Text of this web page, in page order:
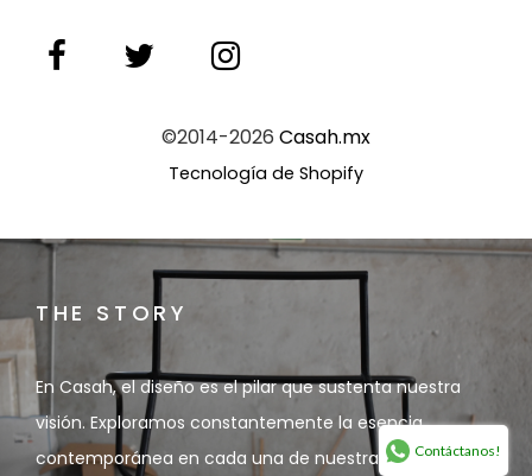
©2014-2026 Casah.mx
Tecnología de Shopify
THE STORY
En Casah, el diseño es el pilar que sustenta nuestra
visión. Exploramos constantemente la esencia
contemporánea en cada una de nuestras piezas.Contáctanos!